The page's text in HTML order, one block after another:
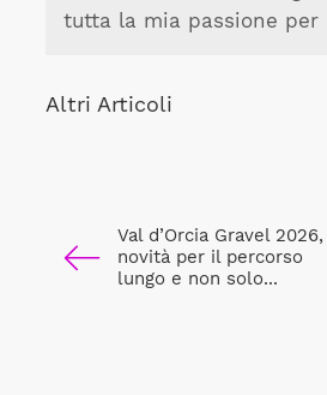
tutta la mia passione per
Altri Articoli
Val d’Orcia Gravel 2026,
novità per il percorso
lungo e non solo...